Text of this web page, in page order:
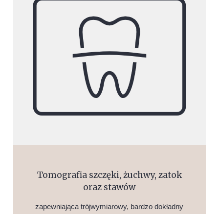
Tomografia szczęki, żuchwy, zatok
oraz stawów
zapewniająca trójwymiarowy, bardzo dokładny